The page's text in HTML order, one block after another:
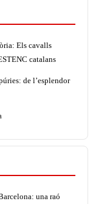
Els cavalls
catalans
de l’esplendor
una raó